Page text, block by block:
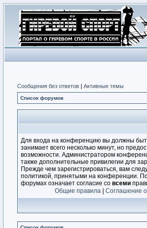
Сообщения без ответов | Активные темы
Список форумов
Для входа на конференцию вы должны
занимает всего несколько минут, но
возможности. Администратором
также дополнительные привилегии для
Прежде чем зарегистрироваться, вам
политикой, принятыми на конференции.
форумах означает согласие со всеми
Общие правила
Соглашение